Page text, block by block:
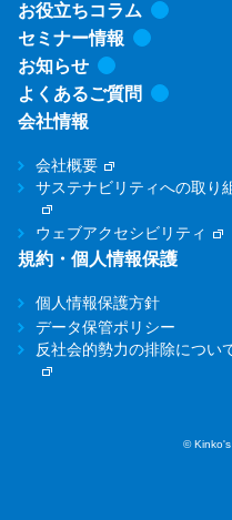
お役立ちコラム
セミナー情報
お知らせ
よくあるご質問
会社情報
会社概要
サステナビリティへの取り
ウェブアクセシビリティ
規約・個人情報保護
個人情報保護方針
データ保管ポリシー
反社会的勢力の排除につい
© Kinko's